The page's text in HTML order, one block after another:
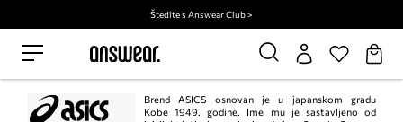
Štedite s Answear Club >
Brend ASICS osnovan je u japanskom gradu
Kobe 1949. godine. Ime mu je sastavljeno od